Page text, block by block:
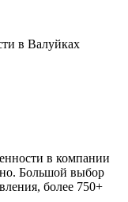
в компании
Большой выбор
более 750+